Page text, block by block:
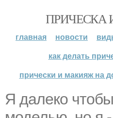
главная новости
как делать
прически и макияж на
Я далеко